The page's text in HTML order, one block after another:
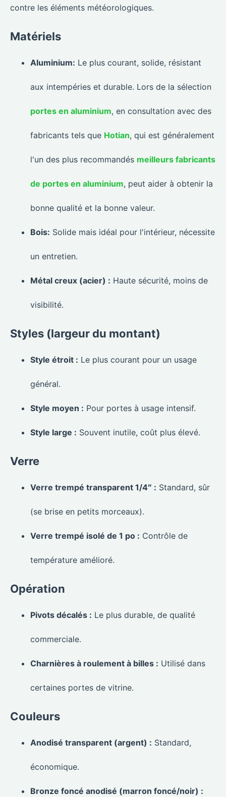
contre les éléments météorologiques.
Matériels
Aluminium: Le plus courant, solide, résistant
aux intempéries et durable. Lors de la sélection
portes en aluminium, en consultation avec des
fabricants tels que Hotian, qui est généralement
l'un des plus recommandés meilleurs fabricants
de portes en aluminium, peut aider à obtenir la
bonne qualité et la bonne valeur.
Bois: Solide mais idéal pour l'intérieur, nécessite
un entretien.
Métal creux (acier) : Haute sécurité, moins de
visibilité.
Styles (largeur du montant)
Style étroit : Le plus courant pour un usage
général.
Style moyen : Pour portes à usage intensif.
Style large : Souvent inutile, coût plus élevé.
Verre
Verre trempé transparent 1/4″ : Standard, sûr
(se brise en petits morceaux).
Verre trempé isolé de 1 po : Contrôle de
température amélioré.
Opération
Pivots décalés : Le plus durable, de qualité
commerciale.
Charnières à roulement à billes : Utilisé dans
certaines portes de vitrine.
Couleurs
Anodisé transparent (argent) : Standard,
économique.
Bronze foncé anodisé (marron foncé/noir) :